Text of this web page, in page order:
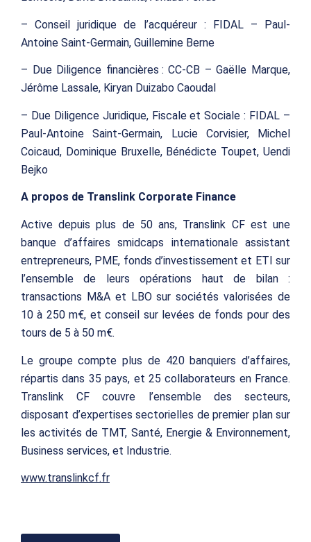
– Conseil juridique de l’acquéreur : FIDAL – Paul-
Antoine Saint-Germain, Guillemine Berne
– Due Diligence financières : CC-CB – Gaëlle Marque,
Jérôme Lassale, Kiryan Duizabo Caoudal
– Due Diligence Juridique, Fiscale et Sociale : FIDAL –
Paul-Antoine Saint-Germain, Lucie Corvisier, Michel
Coicaud, Dominique Bruxelle, Bénédicte Toupet, Uendi
Bejko
A propos de Translink Corporate Finance
Active depuis plus de 50 ans, Translink CF est une
banque d’affaires smidcaps internationale assistant
entrepreneurs, PME, fonds d’investissement et ETI sur
l’ensemble de leurs opérations haut de bilan :
transactions M&A et LBO sur sociétés valorisées de
10 à 250 m€, et conseil sur levées de fonds pour des
tours de 5 à 50 m€.
Le groupe compte plus de 420 banquiers d’affaires,
répartis dans 35 pays, et 25 collaborateurs en France.
Translink CF couvre l’ensemble des secteurs,
disposant d’expertises sectorielles de premier plan sur
les activités de TMT, Santé, Energie & Environnement,
Business services, et Industrie.
www.translinkcf.fr